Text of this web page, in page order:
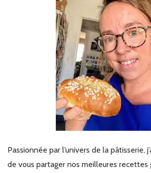
Passionnée par l’univers de la pâtisserie,
de vous partager nos meilleures recettes